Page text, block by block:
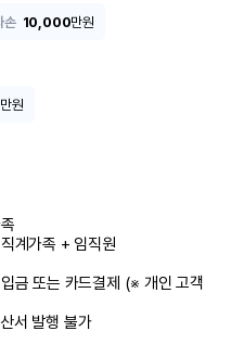
손 10,000만원
만원
계가족 + 임직원
금 또는 카드결제 (※ 개인 고객
서 발행 불가